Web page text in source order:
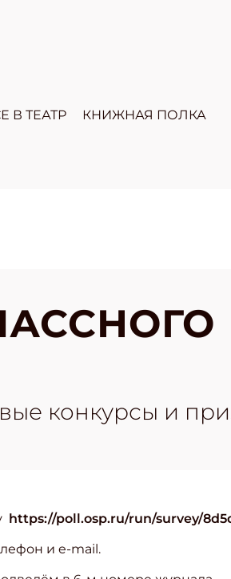
В ТЕАТР КНИЖНАЯ ПОЛКА
конкурсы и
https://poll.osp.ru/run/survey/
и e-mail.